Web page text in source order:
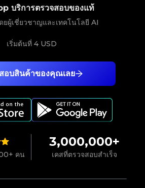
คน
3,000,000+
เคสที่ตรวจสอบสำเร็จ
อบสินค้าของคุณเลย
บริการตรวจสอบของแท้
ยผู้เชี่ยวชาญและเทคโนโลยี AI
เริ่มต้นที่ 4 USD